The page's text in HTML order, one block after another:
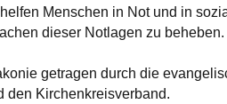
Menschen in Not und in
dieser Notlagen zu
getragen durch die
den Kirchenkreisverband.